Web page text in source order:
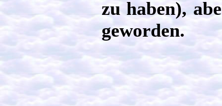
zu haben),
geworden.